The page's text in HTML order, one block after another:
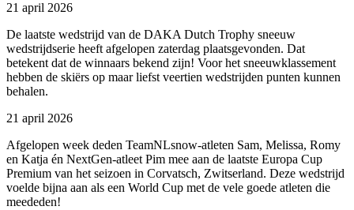
21 april 2026
De laatste wedstrijd van de DAKA Dutch Trophy sneeuw
wedstrijdserie heeft afgelopen zaterdag plaatsgevonden. Dat
betekent dat de winnaars bekend zijn! Voor het sneeuwklassement
hebben de skiërs op maar liefst veertien wedstrijden punten kunnen
behalen.
21 april 2026
Afgelopen week deden TeamNLsnow-atleten Sam, Melissa, Romy
en Katja én NextGen-atleet Pim mee aan de laatste Europa Cup
Premium van het seizoen in Corvatsch, Zwitserland. Deze wedstrijd
voelde bijna aan als een World Cup met de vele goede atleten die
meededen!